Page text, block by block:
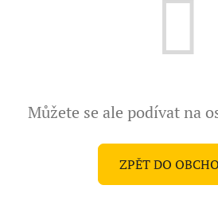
Můžete se ale podívat na
ZPĚT DO